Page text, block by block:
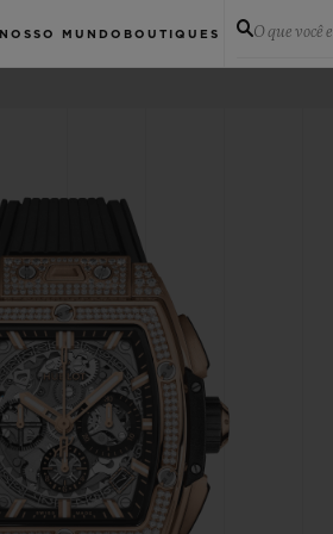
NOSSO MUNDO BOUTIQUES O que você